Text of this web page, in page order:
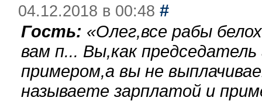
04.12.2018 в 00:48 #
Гость: «Олег,все рабы
вам п... Вы,как
примером,а вы не
называете зарплатой и